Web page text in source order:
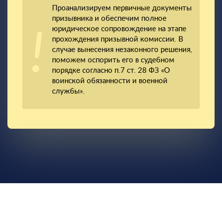
Проанализируем первичные документы
призывника и обеспечим полное
юридическое сопровождение на этапе
прохождения призывной комиссии. В
случае вынесения незаконного решения,
поможем оспорить его в судебном
порядке согласно п.7 ст. 28 ФЗ «О
воинской обязанности и военной
службы».